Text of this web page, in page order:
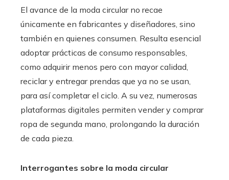
El avance de la moda circular no recae
únicamente en fabricantes y diseñadores, sino
también en quienes consumen. Resulta esencial
adoptar prácticas de consumo responsables,
como adquirir menos pero con mayor calidad,
reciclar y entregar prendas que ya no se usan,
para así completar el ciclo. A su vez, numerosas
plataformas digitales permiten vender y comprar
ropa de segunda mano, prolongando la duración
de cada pieza.
Interrogantes sobre la moda circular